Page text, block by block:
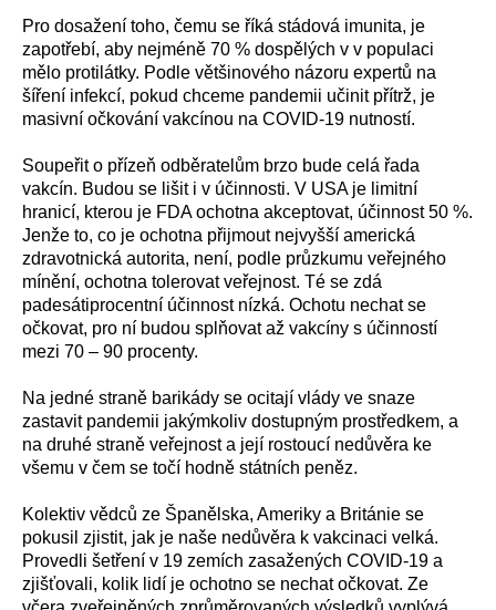
Pro dosažení toho, čemu se říká stádová imunita, je
zapotřebí, aby nejméně 70 % dospělých v v populaci
mělo protilátky. Podle většinového názoru expertů na
šíření infekcí, pokud chceme pandemii učinit přítrž, je
masivní očkování vakcínou na COVID-19 nutností.
Soupeřit o přízeň odběratelům brzo bude celá řada
vakcín. Budou se lišit i v účinnosti. V USA je limitní
hranicí, kterou je FDA ochotna akceptovat, účinnost 50 %.
Jenže to, co je ochotna přijmout nejvyšší americká
zdravotnická autorita, není, podle průzkumu veřejného
mínění, ochotna tolerovat veřejnost. Té se zdá
padesátiprocentní účinnost nízká. Ochotu nechat se
očkovat, pro ní budou splňovat až vakcíny s účinností
mezi 70 – 90 procenty.
Na jedné straně barikády se ocitají vlády ve snaze
zastavit pandemii jakýmkoliv dostupným prostředkem, a
na druhé straně veřejnosta její rostoucí nedůvěra ke
všemu v čem se točí hodně státních peněz.
Kolektiv vědců ze Španělska, Ameriky a Británie se
pokusil zjistit, jak je naše nedůvěra k vakcinaci velká.
Provedli šetření v 19 zemích zasažených COVID-19 a
zjišťovali, kolik lidí je ochotno se nechat očkovat. Ze